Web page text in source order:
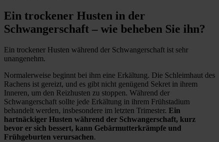
Ein trockener Husten in der
Schwangerschaft – wie beheben Sie ihn?
Ein trockener Husten während der Schwangerschaft ist sehr
unangenehm.
Normalerweise beginnt bei ihm eine Erkältung. Die Schleimhaut des
Rachens ist gereizt, und es gibt nicht genügend Sekret in ihrem
Inneren, um den Reizhusten zu stoppen. Während der
Schwangerschaft sollte jede Erkältung in ihrem Frühstadium
behandelt werden, insbesondere im letzten Trimester. Ein
hartnäckiger Husten während der Schwangerschaft, kurz
bevor er sich bessert, kann Gebärmutterkrämpfe und
Frühgeburten verursachen.